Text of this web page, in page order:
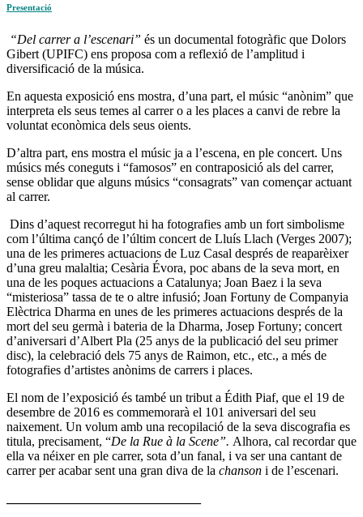
Presentació
“Del carrer a l’escenari” és un documental fotogràfic que Dolors
Gibert (UPIFC) ens proposa com a reflexió de l’amplitud i
diversificació de la música.
En aquesta exposició ens mostra, d’una part, el músic “anònim” que
interpreta els seus temes al carrer o a les places a canvi de rebre la
voluntat econòmica dels seus oients.
D’altra part, ens mostra el músic ja a l’escena, en ple concert. Uns
músics més coneguts i “famosos” en contraposició als del carrer,
sense oblidar que alguns músics “consagrats” van començar actuant
al carrer.
Dins d’aquest recorregut hi ha fotografies amb un fort simbolisme
com l’última cançó de l’últim concert de Lluís Llach (Verges 2007);
una de les primeres actuacions de Luz Casal després de reaparèixer
d’una greu malaltia; Cesària Évora, poc abans de la seva mort, en
una de les poques actuacions a Catalunya; Joan Baez i la seva
“misteriosa” tassa de te o altre infusió; Joan Fortuny de Companyia
Elèctrica Dharma en unes de les primeres actuacions després de la
mort del seu germà i bateria de la Dharma, Josep Fortuny; concert
d’aniversari d’Albert Pla (25 anys de la publicació del seu primer
disc), la celebració dels 75 anys de Raimon, etc., etc., a més de
fotografies d’artistes anònims de carrers i places.
El nom de l’exposició és també un tribut a Édith Piaf, que el 19 de
desembre de 2016 es commemorarà el 101 aniversari del seu
naixement. Un volum amb una recopilació de la seva discografia es
titula, precisament, “De la Rue à la Scene”. Alhora, cal recordar que
ella va néixer en ple carrer, sota d’un fanal, i va ser una cantant de
carrer per acabar sent una gran diva de la chanson i de l’escenari.